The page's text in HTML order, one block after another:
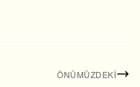
ÖNÜMÜZDEKI